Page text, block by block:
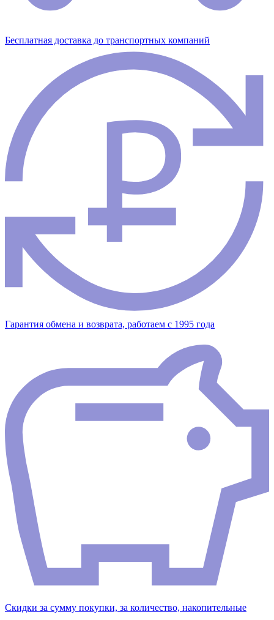
Бесплатная доставка до транспортных компаний
Гарантия обмена и возврата, работаем с 1995 года
Скидки за сумму покупки, за количество, накопительные